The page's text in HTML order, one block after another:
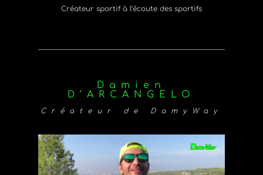
Créateur sportif à l’écoute des sportifs
Damien
D’ARCANGELO
Créateur de DamyWay